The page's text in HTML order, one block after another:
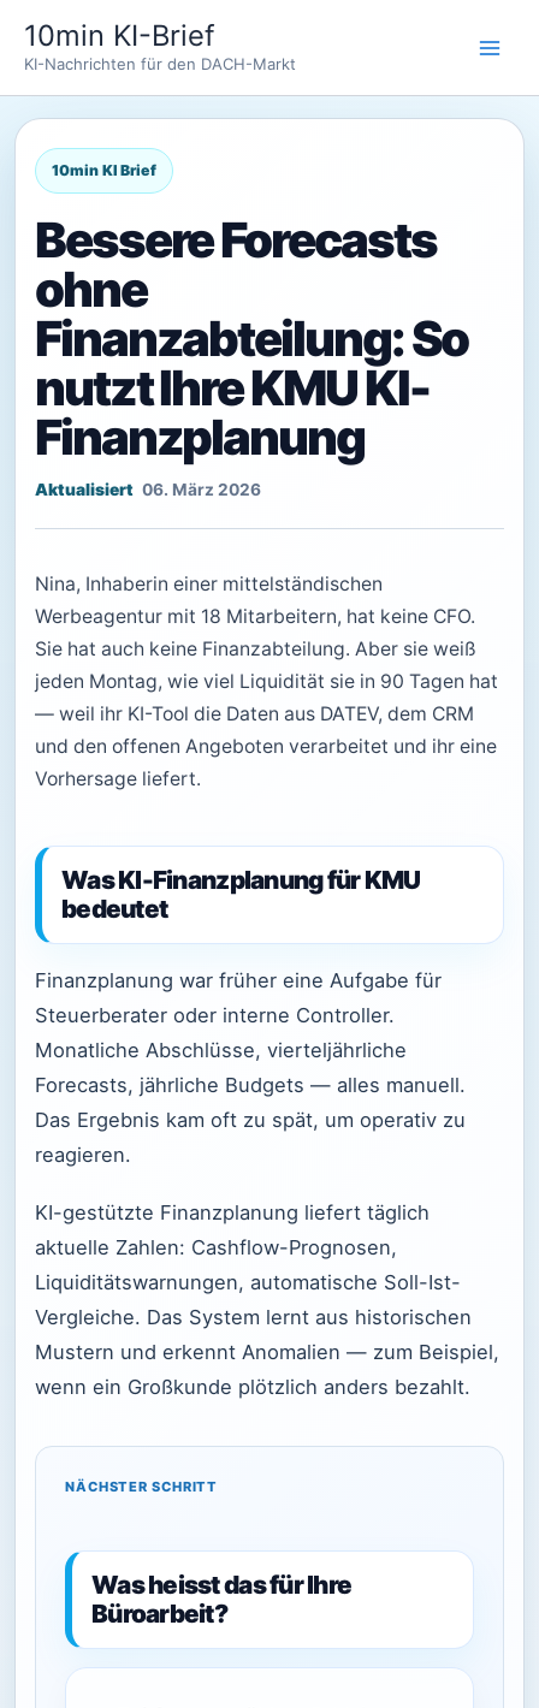
Inhalt
springen
10min KI-Brief
KI-Nachrichten für den DACH-Markt
Bessere Forecasts
ohne
Finanzabteilung: So
nutzt Ihre KMU KI-
Finanzplanung
06. März 2026
Nina, Inhaberin einer mittelständischen
Werbeagentur mit 18 Mitarbeitern, hat keine CFO.
Sie hat auch keine Finanzabteilung. Aber sie weiß
jeden Montag, wie viel Liquidität sie in 90 Tagen hat
— weil ihr KI-Tool die Daten aus DATEV, dem CRM
und den offenen Angeboten verarbeitet und ihr eine
Vorhersage liefert.
Was KI-Finanzplanung für KMU
bedeutet
Finanzplanung war früher eine Aufgabe für
Steuerberater oder interne Controller.
Monatliche Abschlüsse, vierteljährliche
Forecasts, jährliche Budgets — alles manuell.
Das Ergebnis kam oft zu spät, um operativ zu
reagieren.
KI-gestützte Finanzplanung liefert täglich
aktuelle Zahlen: Cashflow-Prognosen,
Liquiditätswarnungen, automatische Soll-Ist-
Vergleiche. Das System lernt aus historischen
Mustern und erkennt Anomalien — zum Beispiel,
wenn ein Großkunde plötzlich anders bezahlt.
NÄCHSTER SCHRITT
Was heisst das für Ihre
Büroarbeit?